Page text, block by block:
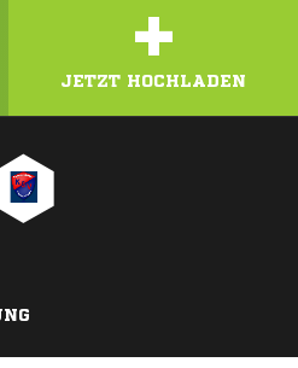
+
JETZT HOCHLADEN